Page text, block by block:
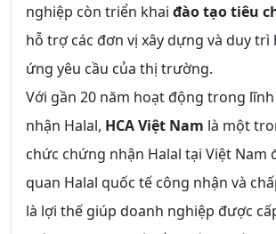
nghiệp còn triển khai đào tạo tiêu
hỗ trợ các đơn vị xây dựng và duy trì
ứng yêu cầu của thị trường.
Với gần 20 năm hoạt động trong
nhận Halal, HCA Việt Nam là một
chức chứng nhận Halal tại Việt Nam
quan Halal quốc tế công nhận và
là lợi thế giúp doanh nghiệp được